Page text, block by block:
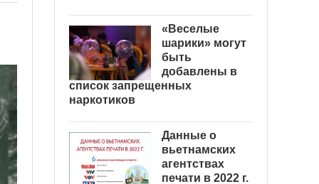
«Веселые
шарики» могут
быть
добавлены в
список запрещенных
наркотиков
Данные о
вьетнамских
агентствах
печати в 2022 г.